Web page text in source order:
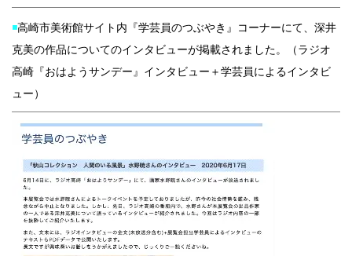
◾️高崎市美術館サイト内『学芸員のつぶやき』コーナーにて、深井
克美の作品についてのインタビューが掲載されました。（ラジオ
高崎『おはようサンデー』インタビュー＋学芸員によるインタビ
ュー）